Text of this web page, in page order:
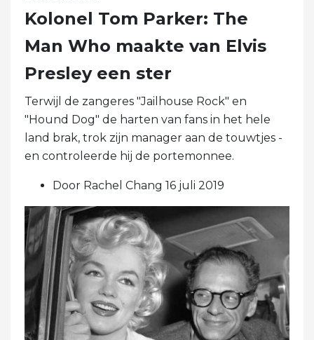
Kolonel Tom Parker: The
Man Who maakte van Elvis
Presley een ster
"Hound Dog" de harten van fans in het hele
land brak, trok zijn manager aan de touwtjes -
en controleerde hij de portemonnee.
Door Rachel Chang 16 juli 2019